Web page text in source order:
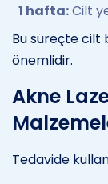
1 hafta:Cilt
Bu süreçte cilt
önemlidir.
Akne
Tedavide